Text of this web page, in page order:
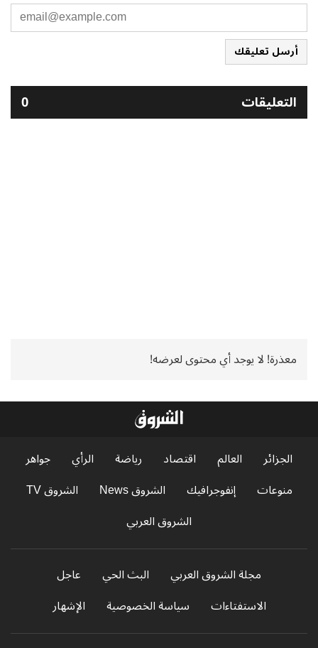
أرسل تعليقك
التعليقات 0
معذرة! لا يوجد أي محتوى لعرضه!
الجزائر العالم اقتصاد رياضة الرأي
جواهر
منوعات
إنفوجرافيك الشروق News
الشروق TV
الشروق العربي
مجلة الشروق العربي البث الحي
عاجل
الاستفتاءات
سياسة الخصوصية الإشهار